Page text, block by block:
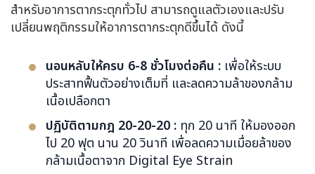
สำหรับอาการตากระตุกทั่วไป สามารถดูแลตัวเองและปรับ
เปลี่ยนพฤติกรรมให้อาการตากระตุกดีขึ้นได้ ดังนี้
นอนหลับให้ครบ 6-8 ชั่วโมงต่อคืน : เพื่อให้ระบบ
ประสาทฟื้นตัวอย่างเต็มที่ และลดความล้าของกล้าม
เนื้อเปลือกตา
ปฏิบัติตามกฎ 20-20-20 : ทุก 20 นาที ให้มองออก
ไป 20 ฟุต นาน 20 วินาที เพื่อลดความเมื่อยล้าของ
กล้ามเนื้อตาจาก Digital Eye Strain